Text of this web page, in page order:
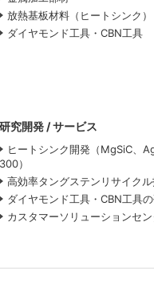
放熱基板材料（ヒートシンク）
ダイヤモンド工具・CBN工具
研究開発 / サービス
ヒートシンク開発（MgSiC、
300）
高効率タングステンリサイク
ダイヤモンド工具・CBN工具
カスタマーソリューションセ